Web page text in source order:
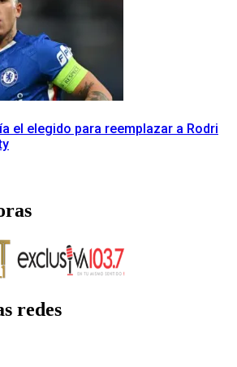
el elegido para reemplazar a Rodri
redes